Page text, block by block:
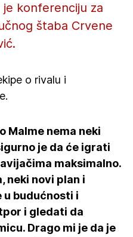
konferenciju za
štaba Crvene
o rivalu i
Malme nema neki
je da će igrati
maksimalno.
neki novi plan i
u budućnosti i
i gledati da
Drago mi je da je